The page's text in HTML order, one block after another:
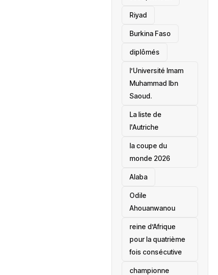
Riyad
Burkina Faso
diplômés
l’Université Imam
Muhammad Ibn
Saoud.
‎La liste de
l'Autriche
la coupe du
monde 2026
Alaba
Odile
Ahouanwanou
reine d’Afrique
pour la quatrième
fois consécutive
championne